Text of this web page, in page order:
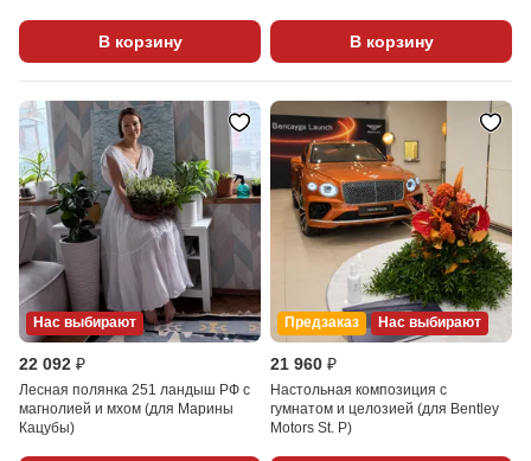
В корзину В корзину
Нас выбирают
22 092 ₽
Лесная полянка 251 ландыш РФ с
магнолией и мхом (для Марины
Кацубы)
Предзаказ Нас выбирают
21 960 ₽
Настольная композиция с
гумнатом и целозией (для Bentley
Motors St. P)